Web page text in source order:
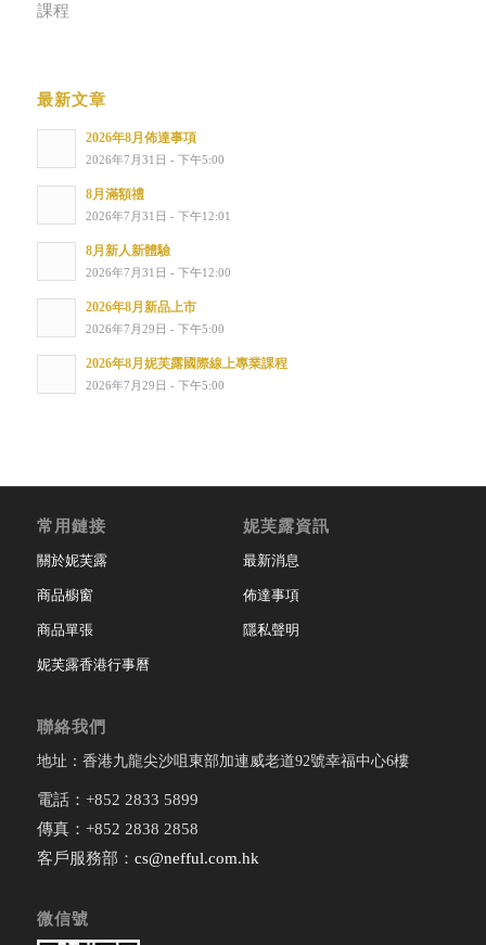
課程
最新文章
2026年8月佈達事項
2026年7月31日 - 下午5:00
8月滿額禮
2026年7月31日 - 下午12:01
8月新人新體驗
2026年7月31日 - 下午12:00
2026年8月新品上市
2026年7月29日 - 下午5:00
2026年8月妮芙露國際線上專業課程
2026年7月29日 - 下午5:00
常用鏈接
關於妮芙露
商品櫥窗
商品單張
妮芙露香港行事曆
妮芙露資訊
最新消息
佈達事項
隱私聲明
聯絡我們
地址：香港九龍尖沙咀東部加連威老道92號幸福中心6樓
電話：+852 2833 5899
傳真：+852 2838 2858
客戶服務部： cs@nefful.com.hk
微信號